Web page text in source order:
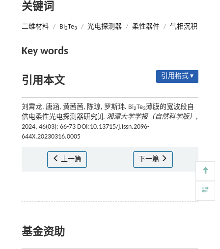
关键词
二维材料 / Bi2Te3 / 光电探测器 / 柔性器件 / 气相沉积
Key words
引用本文 引用格式 ▾
刘霄龙, 唐涵, 黄茜茜, 陈琼, 罗斯玮. Bi2Te3薄膜的宽波段自
供电柔性光电探测器研究[J]. 湘潭大学学报（自然科学版） ,
2024, 46(03): 66-73 DOI:10.13715/j.issn.2096-
644X.20230316.0005
上一篇 下一篇
基金资助